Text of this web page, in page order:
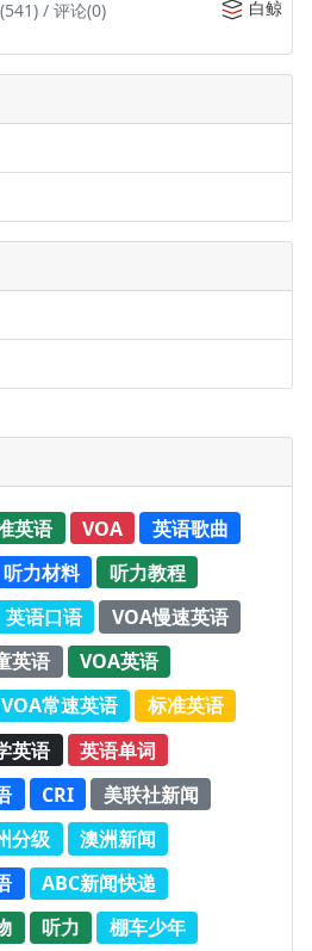
/ 评论(0) 白鲸
英语 VOA
英语歌曲
听力材料
听力教程
英语口语
VOA慢速英语
英语
VOA英语
VOA常速英语
标准英语
英语
英语单词
CRI
美联社新闻
分级
澳洲新闻
ABC新闻快递
听力
棚车少年